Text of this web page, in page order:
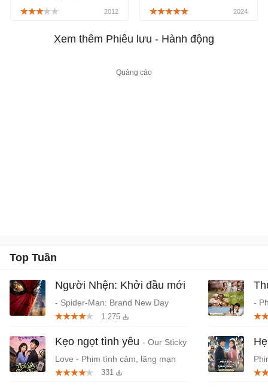
động khoa học viễn
phim Men in Black do
tưởng dài tập của Anh
kênh Netflix từ ngày 27/6.
Xem thêm Phiêu lưu - Hành động
Top Tuần
Người Nhện: Khởi đầu mới
- Spider-Man: Brand New Day
(2026) chiếu rạp
1.275
Kẹo ngọt tình yêu - Our Sticky
Love - Phim tình cảm, lãng mạn
Hàn Quốc
331
-